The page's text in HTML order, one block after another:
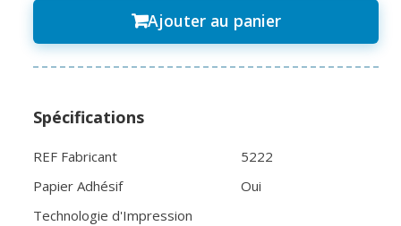
Ajouter au panier
Spécifications
REF Fabricant
5222
Papier Adhésif
Oui
Technologie d'Impression